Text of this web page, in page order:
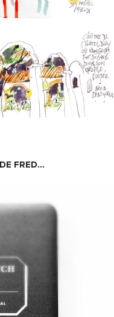
FRED...